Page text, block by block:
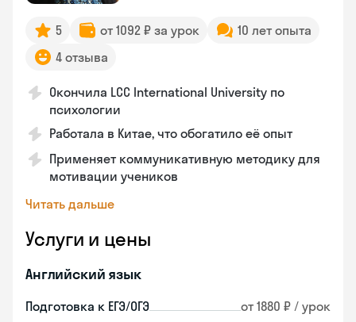
5 от 1092 ₽ за урок
10 лет опыта
4 отзыва
Окончила LCC International University по
психологии
Работала в Китае, что обогатило её опыт
Применяет коммуникативную методику для
мотивации учеников
Читать дальше
Услуги и цены
Английский язык
Подготовка к ЕГЭ/ОГЭ от 1880 ₽ / урок